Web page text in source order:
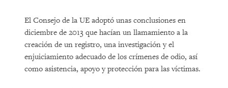
El Consejo de la UE adoptó unas conclusiones en
diciembre de 2013 que hacían un llamamiento a la
creación de un registro, una investigación y el
enjuiciamiento adecuado de los crímenes de odio, así
como asistencia, apoyo y protección para las víctimas.